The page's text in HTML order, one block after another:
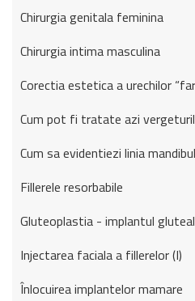
Chirurgia genitala feminina
Chirurgia intima masculina
Corectia estetica a urechilor
Cum pot fi tratate azi
Cum sa evidentiezi linia
Fillerele resorbabile
Gluteoplastia - implantul gluteal
Injectarea faciala a fillerelor (I)
Înlocuirea implantelor mamare